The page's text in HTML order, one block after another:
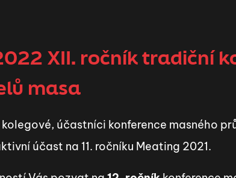
XII. ročník tradiční
masa
účastníci konference masného
účast na 11. ročníku Meating 2021.